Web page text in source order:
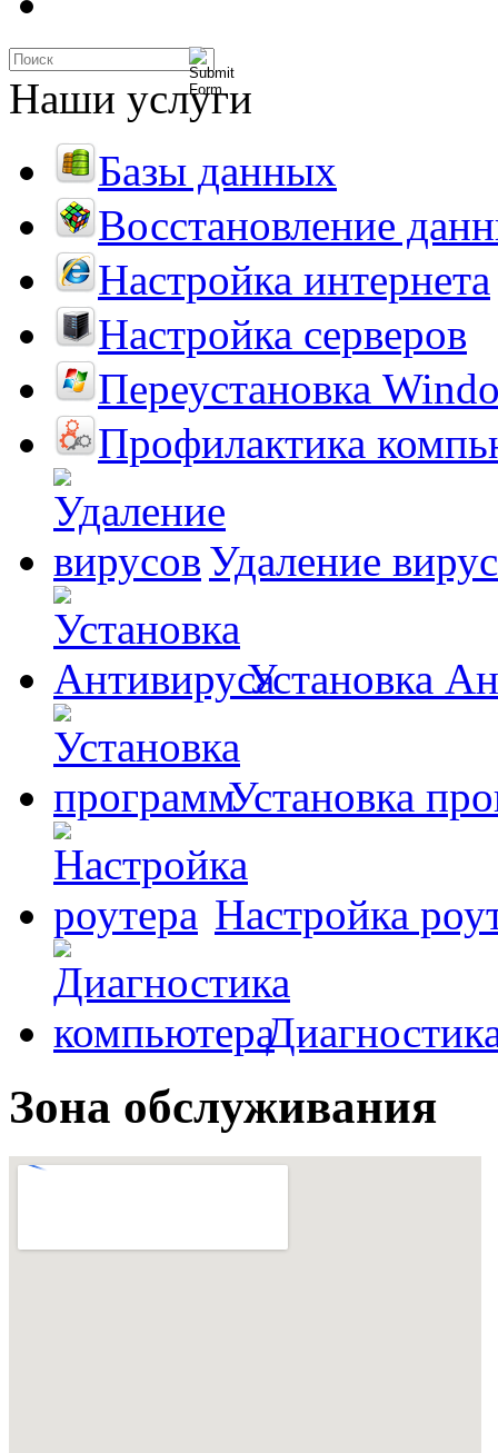
Наши услуги
Базы данных
Восстановление
Настройка интернета
Настройка серверов
Переустановка
Профилактика
Удаление
Установка
Установка
Настройка
Зона обслуживания